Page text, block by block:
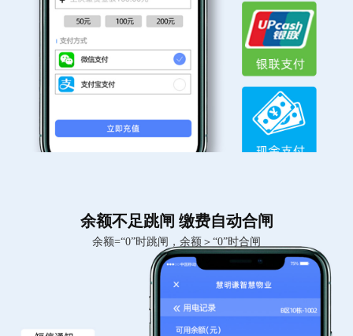
余额不足跳闸 缴费自动合闸
余额=“0”时跳闸，余额＞“0”时合闸